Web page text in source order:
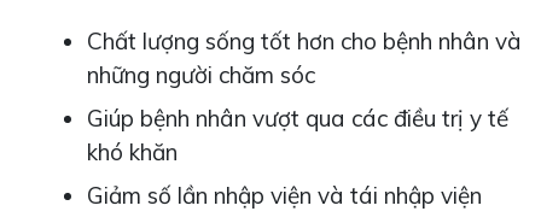
Chất lượng sống tốt hơn cho bệnh nhân và
những người chăm sóc
Giúp bệnh nhân vượt qua các điều trị y tế
khó khăn
Giảm số lần nhập viện và tái nhập viện